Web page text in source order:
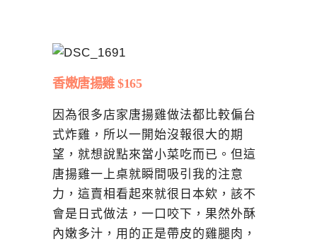
香嫩唐揚雞 $165
因為很多店家唐揚雞做法都比較偏台
式炸雞，所以一開始沒報很大的期
望，就想說點來當小菜吃而已。但這
唐揚雞一上桌就瞬間吸引我的注意
力，這賣相看起來就很日本欸，該不
會是日式做法，一口咬下，果然外酥
內嫩多汁，用的正是帶皮的雞腿肉，